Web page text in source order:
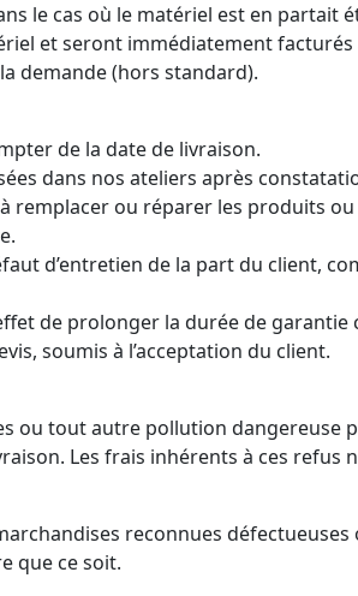
le cas où le matériel est en partait
et seront immédiatement facturés
demande (hors standard).
de la date de livraison.
dans nos ateliers après
ou réparer les produits
d’entretien de la part du client,
de prolonger la durée de garantie
soumis à l’acceptation du client.
ou tout autre pollution dangereuse
Les frais inhérents à ces refus
reconnues
que ce soit.